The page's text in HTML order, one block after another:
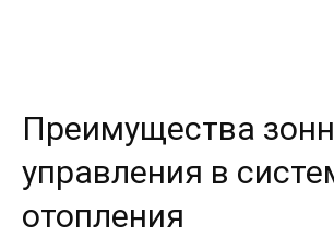
Преимущества
управления в
отопления